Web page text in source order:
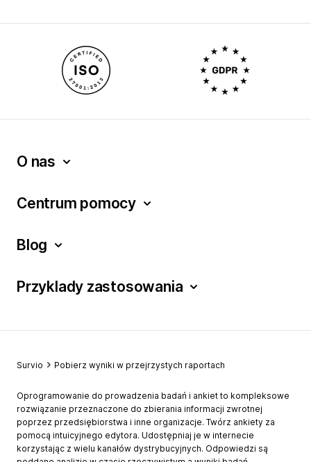
O nas
Centrum pomocy
Blog
Przyklady zastosowania
Survio Pobierz wyniki w przejrzystych raportach
Oprogramowanie do prowadzenia badań i ankiet to kompleksowe
rozwiązanie przeznaczone do zbierania informacji zwrotnej
poprzez przedsiębiorstwa i inne organizacje. Twórz ankiety za
pomocą intuicyjnego edytora. Udostępniaj je w internecie
korzystając z wielu kanałów dystrybucyjnych. Odpowiedzi są